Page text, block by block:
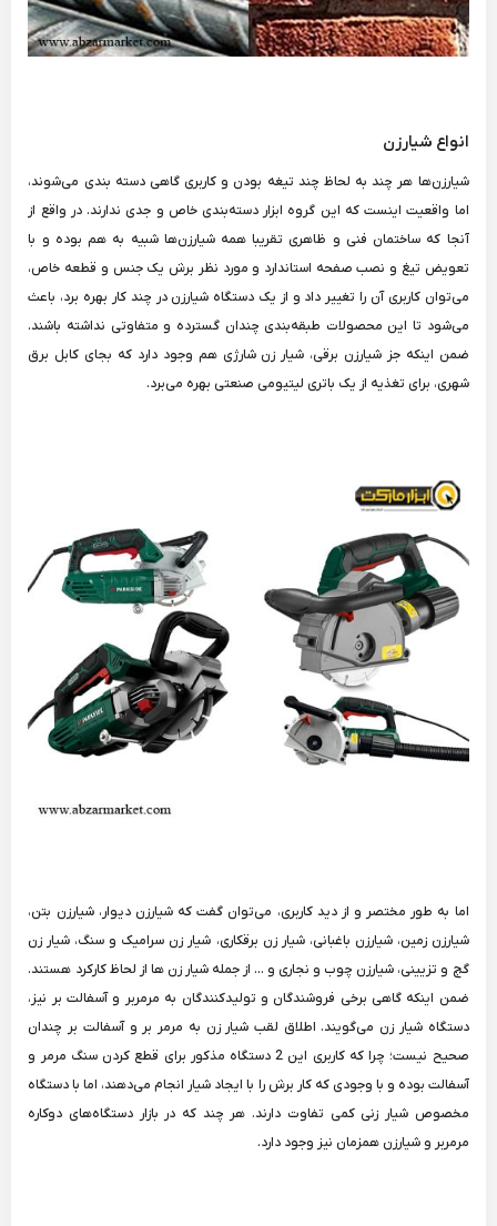
انواع شیارزن
شیارزن‌ها هر چند به لحاظ چند تیغه بودن و کاربری گاهی دسته بندی می‌شوند،
اما واقعیت اینست که این گروه ابزار دسته‌بندی خاص و جدی ندارند. در واقع از
آنجا که ساختمان فنی و ظاهری تقریبا همه شیارزن‌‌ها شبیه به هم بوده و با
تعویض تیغ و نصب صفحه استاندارد و مورد نظر برش یک جنس و قطعه خاص،
می‌توان کاربری آن را تغییر داد و از یک دستگاه شیارزن در چند کار بهره برد، باعث
می‌شود تا این محصولات طبقه‌بندی چندان گسترده و متفاوتی نداشته باشند.
ضمن اینکه جز شیارزن برقی، شیار زن شارژی هم وجود دارد که بجای کابل برق
شهری، برای تغذیه از یک باتری لیتیومی صنعتی بهره می‌برد.
اما به طور مختصر و از دید کاربری، می‌توان گفت که شیارزن دیوار، شیارزن بتن،
شیارزن زمین، شیارزن باغبانی، شیار زن برقکاری، شیار زن سرامیک و سنگ، شیار زن
گچ و تزیینی، شیارزن چوب و نجاری و ... از جمله شیار زن ها از لحاظ کارکرد هستند.
ضمن اینکه گاهی برخی فروشندگان و تولیدکنندگان به مرمربر و آسفالت بر نیز،
دستگاه شیار زن می‌گویند. اطلاق لقب شیار زن به مرمر بر و آسفالت بر چندان
صحیح نیست؛ چرا که کاربری این 2 دستگاه مذکور برای قطع کردن سنگ مرمر و
آسفالت بوده و با وجودی که کار برش را با ایجاد شیار انجام می‌دهند، اما با دستگاه
مخصوص شیار زنی کمی تفاوت دارند. هر چند که در بازار دستگاه‌های دوکاره
مرمربر و شیارزن همزمان نیز وجود دارد.